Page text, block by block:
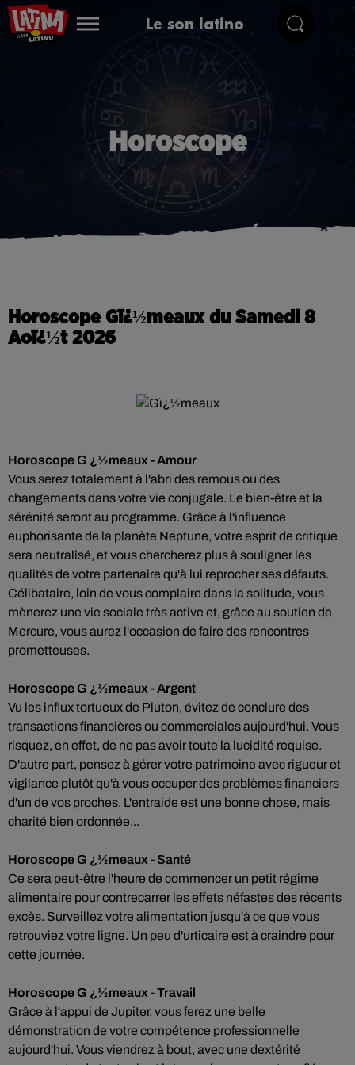
Le son latino
Horoscope
Horoscope Gï¿½meaux du Samedi 8
Aoï¿½t 2026
Horoscope G ¿½meaux - Amour
Vous serez totalement à l'abri des remous ou des
changements dans votre vie conjugale. Le bien-être et la
sérénité seront au programme. Grâce à l'influence
euphorisante de la planète Neptune, votre esprit de critique
sera neutralisé, et vous chercherez plus à souligner les
qualités de votre partenaire qu'à lui reprocher ses défauts.
Célibataire, loin de vous complaire dans la solitude, vous
mènerez une vie sociale très active et, grâce au soutien de
Mercure, vous aurez l'occasion de faire des rencontres
prometteuses.
Horoscope G ¿½meaux - Argent
Vu les influx tortueux de Pluton, évitez de conclure des
transactions financières ou commerciales aujourd'hui. Vous
risquez, en effet, de ne pas avoir toute la lucidité requise.
D'autre part, pensez à gérer votre patrimoine avec rigueur et
vigilance plutôt qu'à vous occuper des problèmes financiers
d'un de vos proches. L'entraide est une bonne chose, mais
charité bien ordonnée...
Horoscope G ¿½meaux - Santé
Ce sera peut-être l'heure de commencer un petit régime
alimentaire pour contrecarrer les effets néfastes des récents
excès. Surveillez votre alimentation jusqu'à ce que vous
retrouviez votre ligne. Un peu d'urticaire est à craindre pour
cette journée.
Horoscope G ¿½meaux - Travail
Grâce à l'appui de Jupiter, vous ferez une belle
démonstration de votre compétence professionnelle
aujourd'hui. Vous viendrez à bout, avec une dextérité